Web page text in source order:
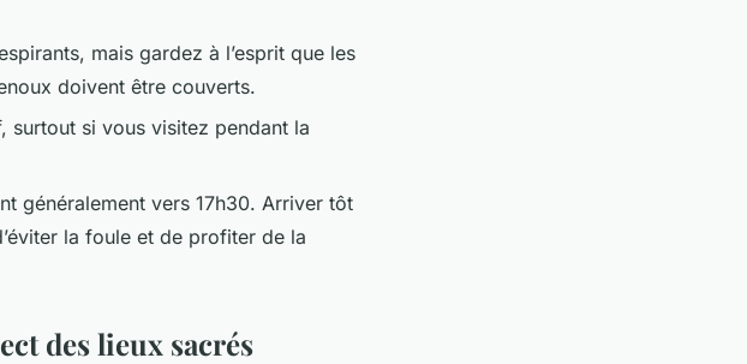
mais gardez à l’esprit que les
doivent être couverts.
surtout si vous visitez pendant la
généralement vers 17h30. Arriver tôt
la foule et de profiter de la
des lieux sacrés